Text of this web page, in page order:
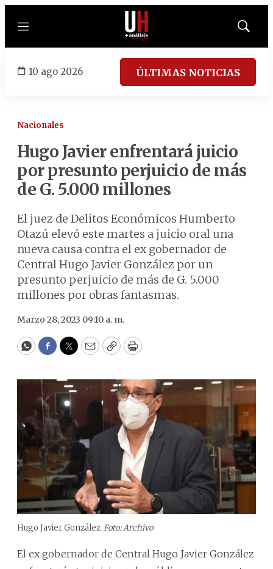
Menú
Mostrar
10 ago 2026 ÚLTIMAS NOTICIAS
Nacionales
Hugo Javier enfrentará juicio
por presunto perjuicio de más
de G. 5.000 millones
El juez de Delitos Económicos Humberto
Otazú elevó este martes a juicio oral una
nueva causa contra el ex gobernador de
Central Hugo Javier González por un
presunto perjuicio de más de G. 5.000
millones por obras fantasmas.
Marzo 28, 2023 09:10 a. m.
WhatsApp
Facebook
Twitter
EmailCopyPrint
Hugo Javier González Foto: Archivo
El ex gobernador de Central Hugo Javier González